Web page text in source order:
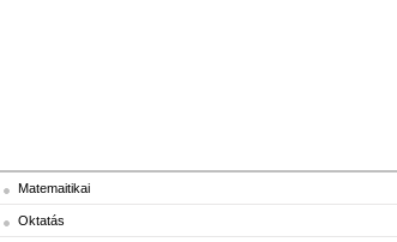
Matemaitikai
Oktatás